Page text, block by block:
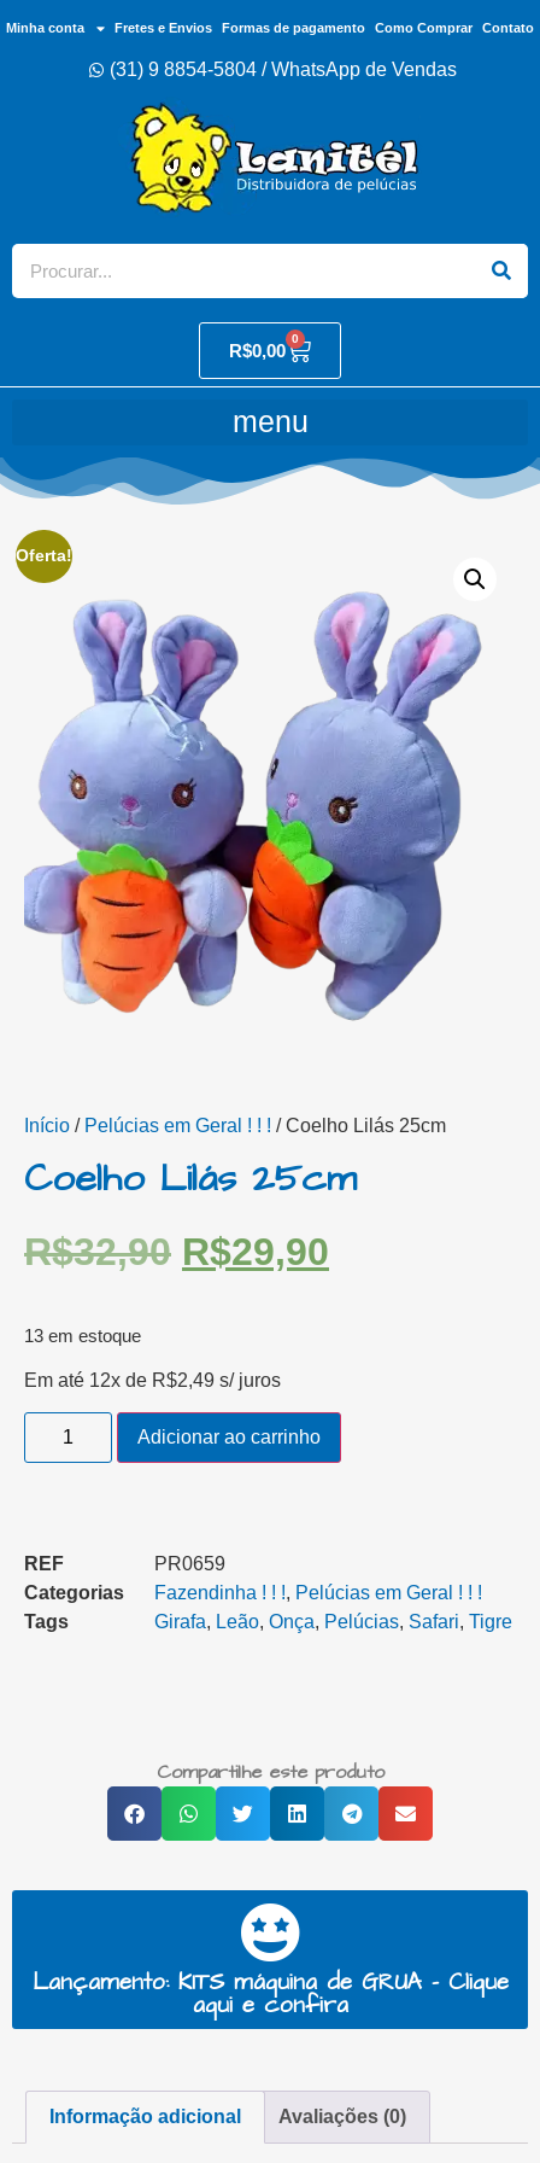
Minha conta Fretes e Envios Formas de pagamento Como Comprar Contato
(31) 9 8854-5804 / WhatsApp de Vendas
R$0,00
0
Oferta!
Início / Pelúcias em Geral ! ! ! / Coelho Lilás 25cm
Coelho Lilás 25cm
R$32,90 R$29,90
13 em estoque
Em até 12x de R$2,49 s/ juros
Adicionar ao carrinho
REF
PR0659
Categorias
Fazendinha ! ! !, Pelúcias em Geral ! ! !
Tags
Girafa, Leão, Onça, Pelúcias, Safari, Tigre
Compartilhe este produto
Lançamento: KITS máquina de GRUA - Clique
aqui e confira
Informação adicional Avaliações (0)